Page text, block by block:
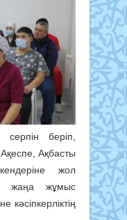
беріп,
Ақбасты
жол
жаңа жұмыс